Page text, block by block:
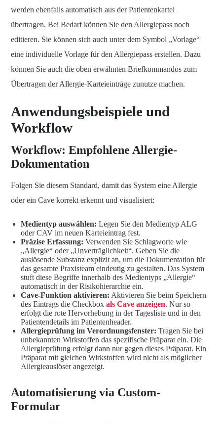
werden ebenfalls automatisch aus der Patientenkartei
übertragen. Bei Bedarf können Sie den Allergiepass noch
editieren. Sie können sich auch unter dem Symbol „Vorlage“
eine individuelle Vorlage für den Allergiepass erstellen. Dazu
können Sie auch die oben erwähnten Briefkommandos zum
Übertragen der Allergie-Karteieinträge zunutze machen.
Anwendungsbeispiele und
Workflow
Workflow: Empfohlene Allergie-
Dokumentation
Folgen Sie diesem Standard, damit das System eine Allergie
oder ein Cave korrekt erkennt und visualisiert:
Medientyp auswählen: Legen Sie den Medientyp ALG
oder CAV im neuen Karteieintrag fest.
Präzise Erfassung: Verwenden Sie Schlagworte wie
„Allergie“ oder „Unverträglichkeit“. Geben Sie die
auslösende Substanz explizit an, um die Dokumentation für
das gesamte Praxisteam eindeutig zu gestalten. Das System
stuft diese Begriffe innerhalb des Medientyps „Allergie“
automatisch in der Risikohierarchie ein.
Cave-Funktion aktivieren: Aktivieren Sie beim Speichern
des Eintrags die Checkbox als Cave anzeigen. Nur so
erfolgt die rote Hervorhebung in der Tagesliste und in den
Patientendetails im Patientenheader.
Allergieprüfung im Verordnungsfenster: Tragen Sie bei
unbekannten Wirkstoffen das spezifische Präparat ein. Die
Allergieprüfung erfolgt dann nur gegen dieses Präparat. Ein
Präparat mit gleichen Wirkstoffen wird nicht als möglicher
Allergieauslöser angezeigt.
Automatisierung via Custom-
Formular